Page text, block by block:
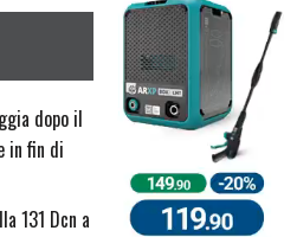
dopo il
in fin di
131 Dcn a